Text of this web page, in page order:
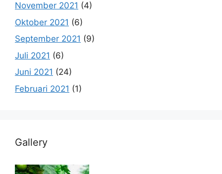
November 2021 (4)
Oktober 2021 (6)
September 2021 (9)
Juli 2021 (6)
Juni 2021 (24)
Februari 2021 (1)
Gallery